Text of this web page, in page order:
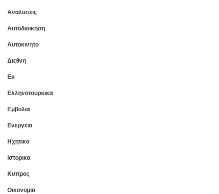
Αναλυσεις
Αυτοδιοικηση
Αυτοκινητο
Διεθνη
Εκ
Ελληνοτουρκικα
Εμβολια
Ενεργεια
Ηχητικο
Ιστορικα
Κυπρος
Οικονομια